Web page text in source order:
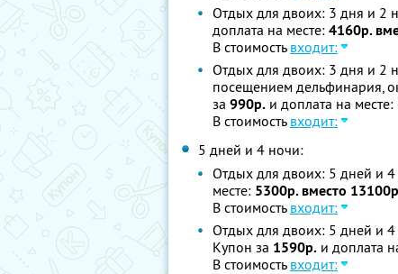
Отдых для двоих: 3 дня и 2
доплата на месте: 4160р.
В стоимость входит:
Отдых для двоих: 3 дня и 2
посещением дельфинария,
за 990р. и доплата на месте:
В стоимость входит:
5 дней и 4 ночи:
Отдых для двоих: 5 дней и 4
месте: 5300р. вместо
В стоимость входит:
Отдых для двоих: 5 дней и 4
Купон за 1590р. и доплата
В стоимость входит: